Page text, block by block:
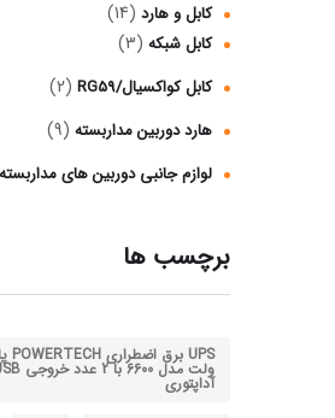
کابل و هارد (14)
کابل شبکه (3)
کابل کواکسیال/RG59 (2)
هارد دوربین مداربسته (9)
لوازم جانبی دوربین‌ های مداربسته
برچسب ها
آداپتوری